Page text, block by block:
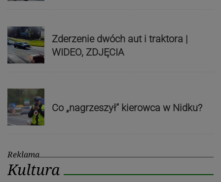
Zderzenie dwóch aut i traktora |
WIDEO, ZDJĘCIA
Co „nagrzeszył” kierowca w Nidku?
Reklama
Kultura